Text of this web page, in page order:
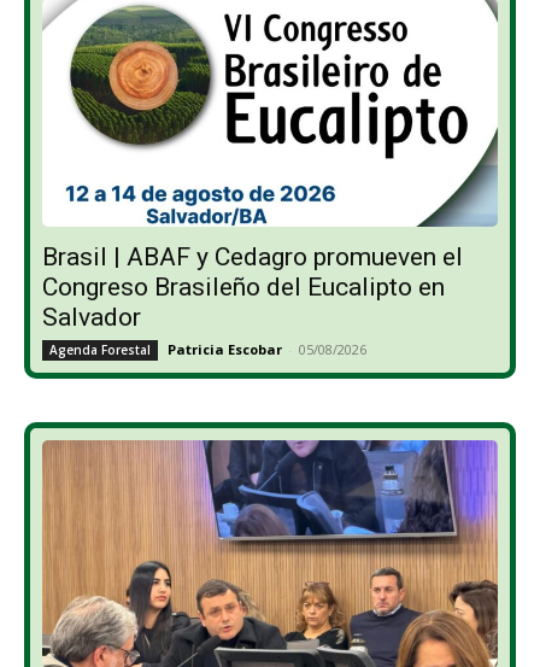
Brasil | ABAF y Cedagro promueven el
Congreso Brasileño del Eucalipto en
Salvador
Agenda Forestal Patricia Escobar - 05/08/2026